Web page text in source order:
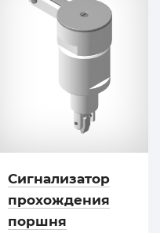
Сигнализатор
прохождения
поршня